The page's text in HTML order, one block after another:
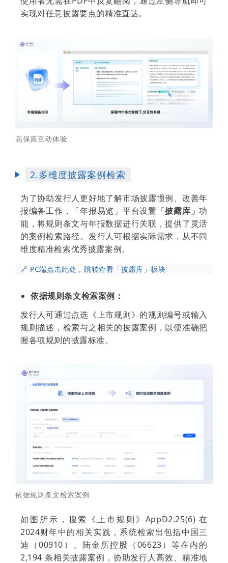
实现对任意披露要点的精准直达。
高保真互动体验
2.多维度披露案例检索
为了协助发行人更好地了解市场披露惯例、改善年
报编备工作，「年报易览」平台设置「披露库」功
能，将规则条文与年报数据进行关联，提供了灵活
的案例检索路径。发行人可根据实际需求，从不同
维度精准检索优秀披露案例。
🔗 PC端点击此处，跳转查看「披露库」板块
依据规则条文检索案例：
发行人可通过点选《上市规则》的规则编号或输入
规则描述，检索与之相关的披露案例，以便准确把
握各项规则的披露标准。
依据规则条文检索案例
如图所示，搜索《上市规则》AppD2.25(6) 在
2024财年中的相关实践，系统检索出包括中国三
迪（00910）、陆金所控股（06623）等在内的
2,194 条相关披露案例，协助发行人高效、精准地